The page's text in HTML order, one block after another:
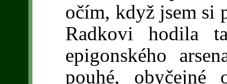
očím, když jsem si
Radkovi hodila
epigonského
pouhé, obyčejné